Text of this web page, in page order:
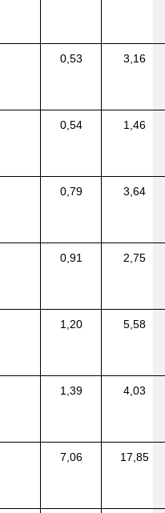
0,53 3,16
0,54 1,46
0,79 3,64
0,91 2,75
1,20 5,58
1,39 4,03
7,06 17,85